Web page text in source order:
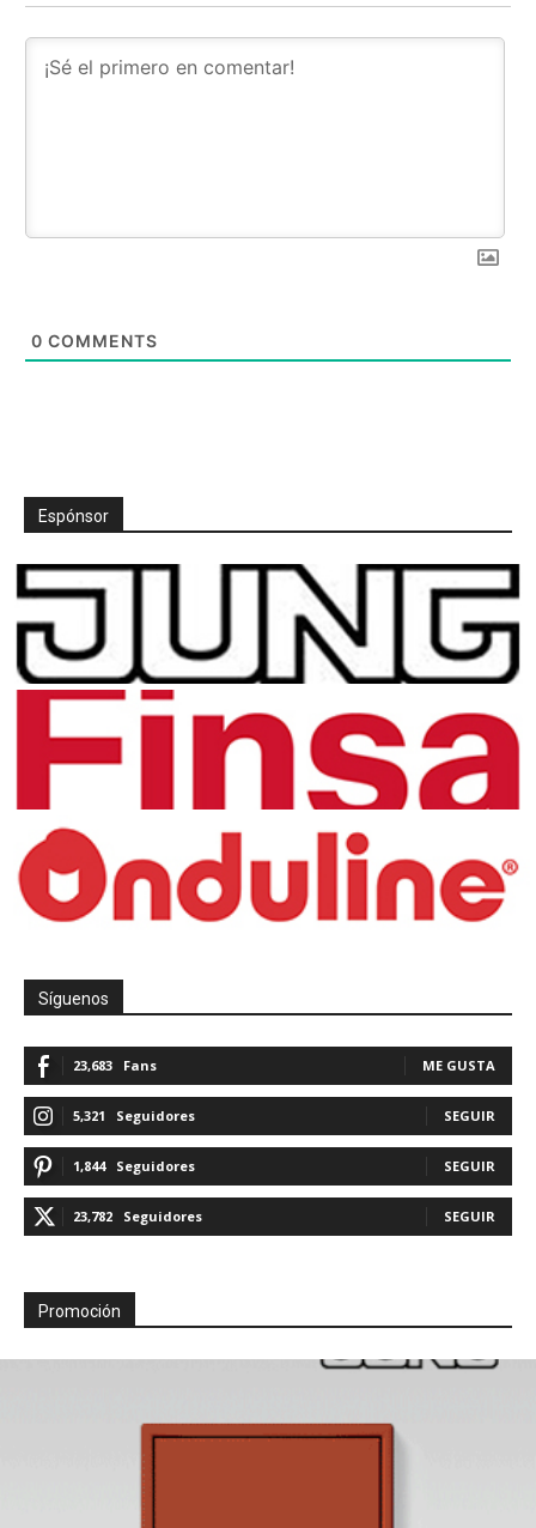
0 COMMENTS
Espónsor
Síguenos
23,683 Fans ME GUSTA
5,321 Seguidores SEGUIR
1,844 Seguidores SEGUIR
23,782 Seguidores SEGUIR
Promoción